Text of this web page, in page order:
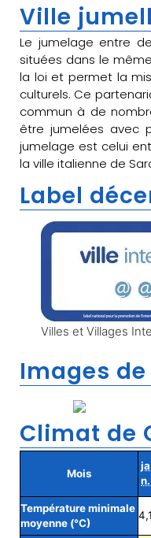
Ville
Le jumelage entre
situées dans le
la loi et permet la
culturels. Ce
commun à de
être jumelées avec
jumelage est celui
la ville italienne de
Label
Villes et Villages
Images
Climat de
Mois
ja
n.
Température minimale
moyenne (°C)
4,1